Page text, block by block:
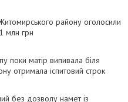
району оголосили
млн грн
поки матір випивала біля
отримала іспитовий строк
без дозволу намет із